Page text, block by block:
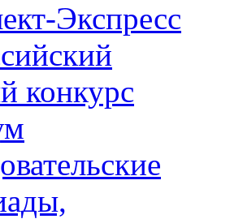
Экспресс
конкурс